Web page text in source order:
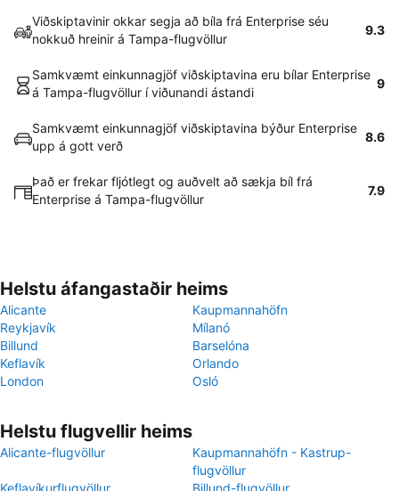
Viðskiptavinir okkar segja að bíla frá Enterprise séu
nokkuð hreinir á Tampa-flugvöllur
9.3
Samkvæmt einkunnagjöf viðskiptavina eru bílar Enterprise
á Tampa-flugvöllur í viðunandi ástandi
9
Samkvæmt einkunnagjöf viðskiptavina býður Enterprise
upp á gott verð
8.6
Það er frekar fljótlegt og auðvelt að sækja bíl frá
Enterprise á Tampa-flugvöllur
7.9
Helstu áfangastaðir heims
Alicante
Kaupmannahöfn
Reykjavík
Mílanó
Billund
Barselóna
Keflavík
Orlando
London
Osló
Helstu flugvellir heims
Alicante-flugvöllur
Kaupmannahöfn - Kastrup-
flugvöllur
Keflavíkurflugvöllur
Billund-flugvöllur